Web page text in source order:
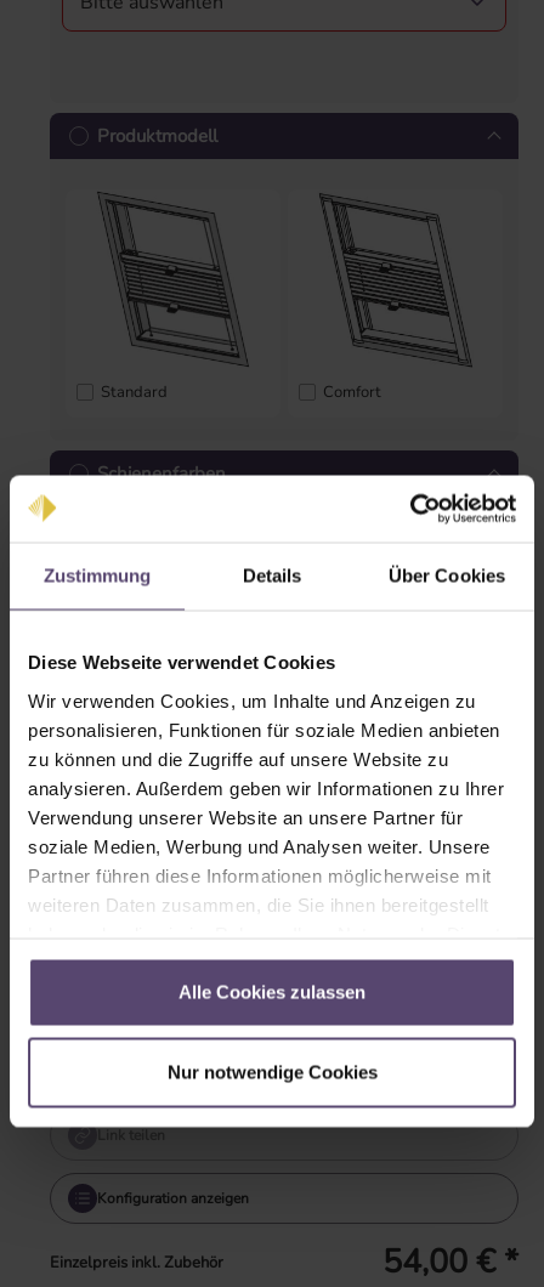
Zustimmung Details Über Cookies
Diese Webseite verwendet Cookies
Wir verwenden Cookies, um Inhalte und Anzeigen zu
personalisieren, Funktionen für soziale Medien anbieten
zu können und die Zugriffe auf unsere Website zu
analysieren. Außerdem geben wir Informationen zu Ihrer
Verwendung unserer Website an unsere Partner für
soziale Medien, Werbung und Analysen weiter. Unsere
Partner führen diese Informationen möglicherweise mit
weiteren Daten zusammen, die Sie ihnen bereitgestellt
gesammelt haben.
Alle Cookies zulassen
Nur notwendige Cookies
Produktmodell
Standard Comfort
Schienenfarben
weiß silber
Sofort verfügbar
Lieferzeit: 2-5 Tage
Garantie: 2 Jahre
Konfiguration anzeigen
Einzelpreis inkl. Zubehör 54,00 € *